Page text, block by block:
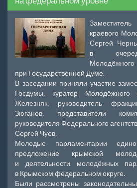
краевого
Сергей
в
при Государственной Думе.
В заседании приняли участие
Госдумы, куратор Молодёжного
Железняк, руководитель
Зюганов, представители
руководителя Федерального
Сергей Чуев.
Молодые парламентарии
предложение крымской
и деятельности молодёжных
в Крымском федеральном округе.
Были рассмотрены